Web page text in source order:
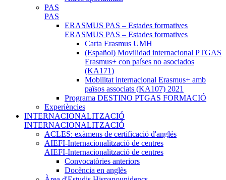
PAS
PAS
ERASMUS PAS – Estades formatives
ERASMUS PAS – Estades formatives
Carta Erasmus UMH
(Español) Movilidad internacional PTGAS
Erasmus+ con países no asociados
(KA171)
Mobilitat internacional Erasmus+ amb
països associats (KA107) 2021
Programa DESTINO PTGAS FORMACIÓ
Experiències
INTERNACIONALITZACIÓ
INTERNACIONALITZACIÓ
ACLES: exàmens de certificació d'anglés
AIEFI-Internacionalització de centres
AIEFI-Internacionalització de centres
Convocatòries anteriors
Docència en anglès